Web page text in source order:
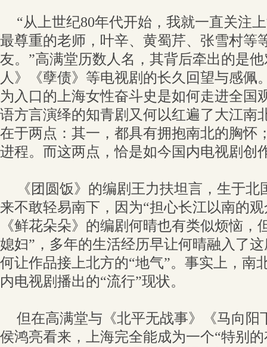
“从上世纪80年代开始，我就一直关注
最尊重的老师，叶辛、黄蜀芹、张雪村等
友。”高满堂历数人名，其背后牵出的是
人》《孽债》等电视剧的长久回望与感佩
为入口的上海女性奋斗史是如何走进全国
语方言演绎的知青剧又何以红遍了大江南
在于两点：其一，都具有拥抱南北的胸怀
进程。而这两点，恰是如今国内电视剧创
《团圆饭》的编剧王力扶坦言，生于
来不敢轻易南下，因为“担心长江以南的
《鲜花朵朵》的编剧何晴也有类似烦恼，
媳妇”，多年的生活经历早让何晴融入了
何让作品接上北方的“地气”。事实上，南
内电视剧播出的“流行”现状。
但在高满堂与《北平无战事》《马向阳
侯鸿亮看来，上海完全能成为一个“特别